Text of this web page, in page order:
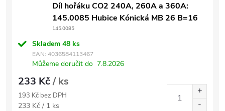
Díl hořáku CO2 240A, 260A a 360A:
145.0085 Hubice Kónická MB 26 B=16
145.0085
Skladem 48 ks
EAN: 4036584113467
Můžeme doručit do 7.8.2026
233 Kč/ ks
193 Kč bez DPH
Měrná cena:
233 Kč / 1 ks